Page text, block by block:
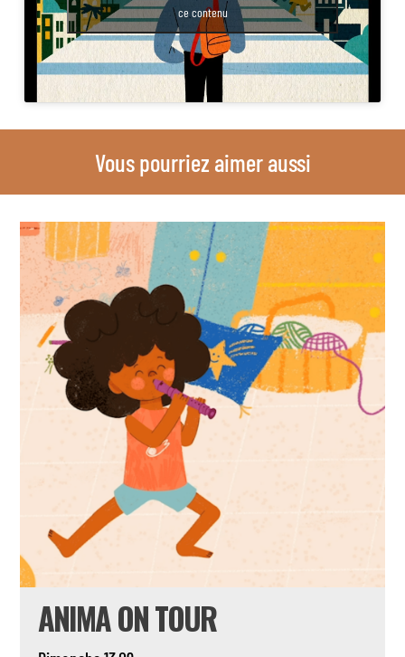
ce contenu
Vous pourriez aimer aussi
ANIMA ON TOUR